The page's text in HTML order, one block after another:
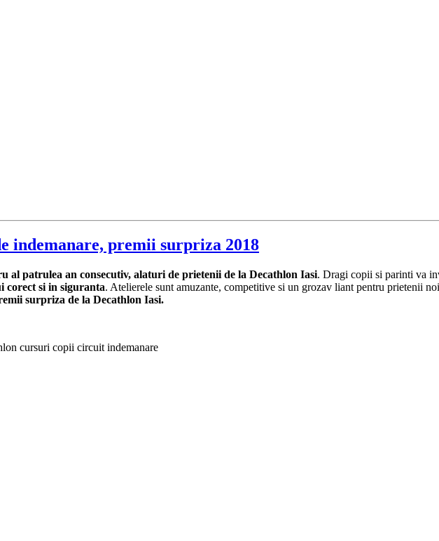
indemanare, premii surpriza 2018
al patrulea an consecutiv, alaturi de prietenii de la Decathlon Iasi. Dragi copii si parinti va
corect si in siguranta. Atelierele sunt amuzante, competitive si un grozav liant pentru prietenii
surpriza de la Decathlon Iasi.